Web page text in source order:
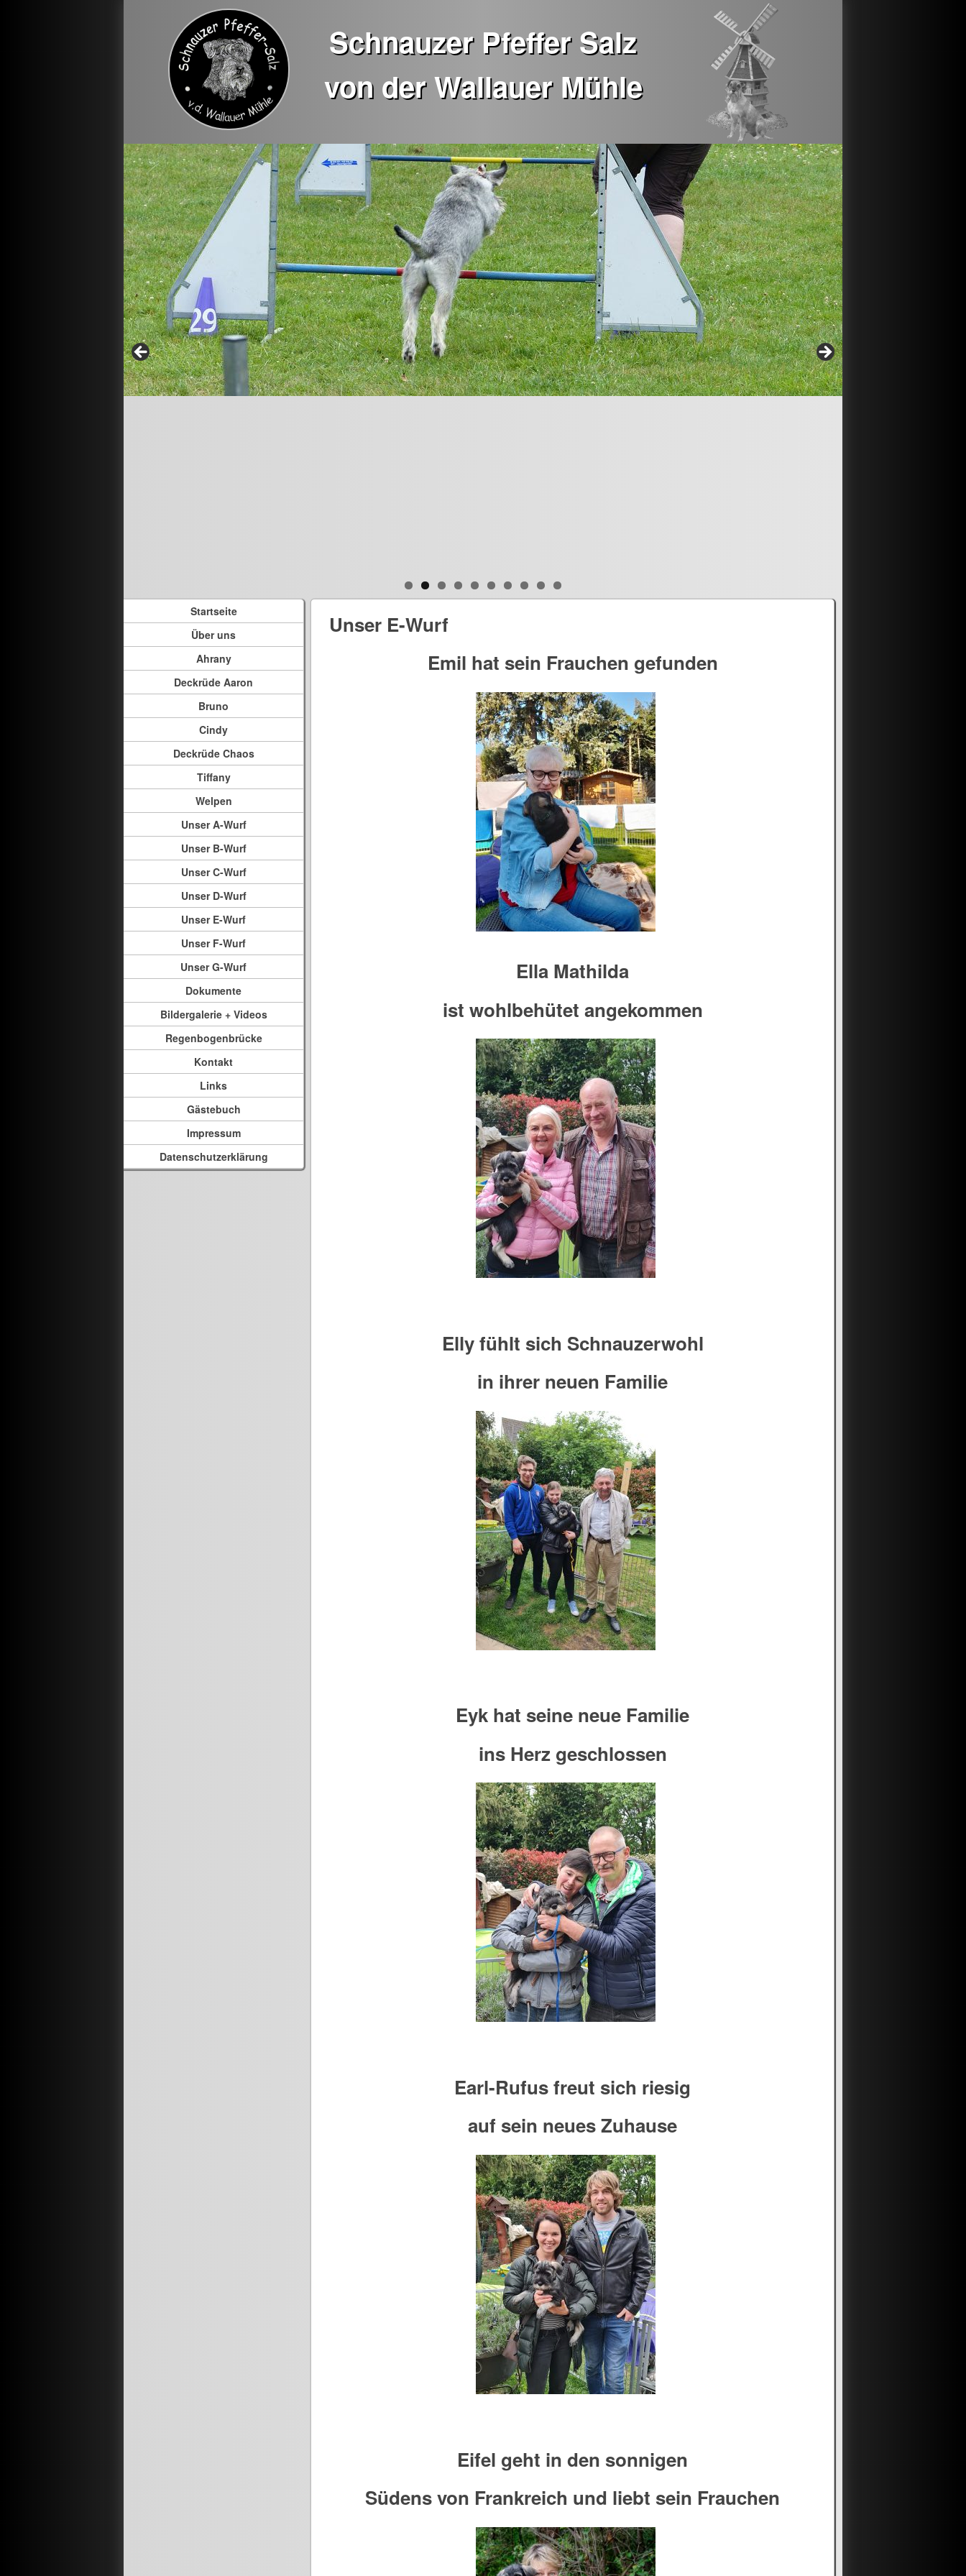
Schnauzer Pfeffer Salz
von der Wallauer Mühle
Startseite
Über uns
Ahrany
Deckrüde Aaron
Bruno
Cindy
Deckrüde Chaos
Tiffany
Welpen
Unser A-Wurf
Unser B-Wurf
Unser C-Wurf
Unser D-Wurf
Unser E-Wurf
Unser F-Wurf
Unser G-Wurf
Dokumente
Bildergalerie + Videos
Regenbogenbrücke
Kontakt
Links
Gästebuch
Impressum
Datenschutzerklärung
Unser E-Wurf
Emil hat sein Frauchen gefunden
Ella Mathilda
ist wohlbehütet angekommen
Elly fühlt sich Schnauzerwohl
in ihrer neuen Familie
Eyk hat seine neue Familie
ins Herz geschlossen
Earl-Rufus freut sich riesig
auf sein neues Zuhause
Eifel geht in den sonnigen
Südens von Frankreich und liebt sein Frauchen